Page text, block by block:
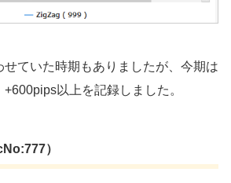
せていた時期もありましたが、今期は
以上を記録しました。
）